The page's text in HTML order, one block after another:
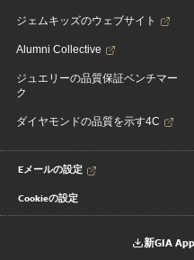
ジェムキッズのウェブサイト
Alumni Collective
ジュエリーの品質保証ベンチマー
ク
ダイヤモンドの品質を示す4C
Eメールの設定
Cookieの設定
新GIA